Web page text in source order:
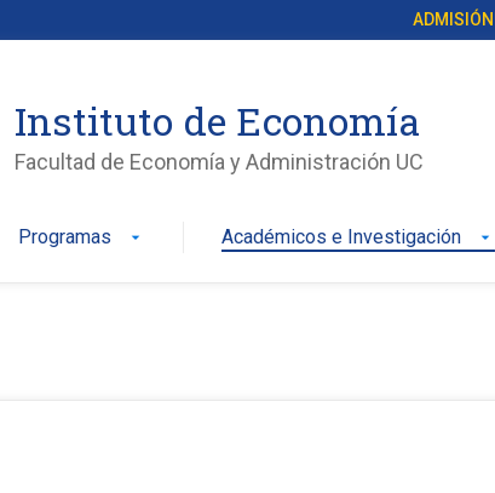
ADMISIÓN
Instituto de Economía
Facultad de Economía y Administración UC
Programas arrow_drop_down Académicos e Investigación arrow_drop_down